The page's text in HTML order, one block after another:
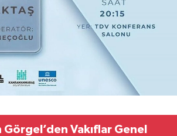
Vakıflar Genel